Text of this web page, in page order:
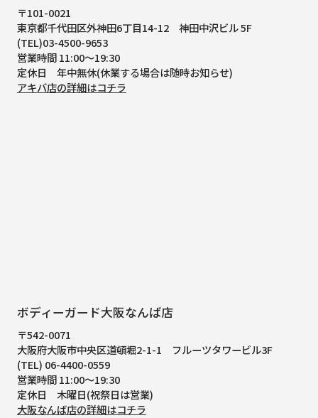
〒101-0021
東京都千代田区外神田6丁目14-12 神田中沢ビル 5F
(TEL)03-4500-9653
営業時間 11:00～19:30
定休日 年中無休(休業する場合は随時お知らせ)
アキバ店の詳細はコチラ
ボディーガード大阪なんば店
〒542-0071
大阪府大阪市中央区道頓堀2-1-1
フルーツタワービル3F
(TEL) 06-4400-0559
営業時間 11:00～19:30
定休日 木曜日(祝祭日は営業)
大阪なんば店の詳細はコチラ